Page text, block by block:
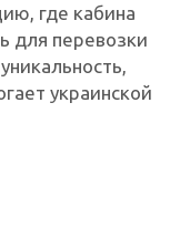
где кабина
для перевозки
украинской